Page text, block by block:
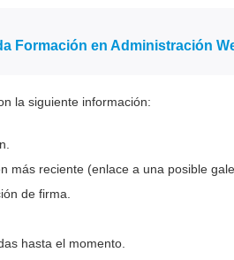
Formación en Administración
la siguiente información:
más reciente (enlace a una posible
de firma.
hasta el momento.